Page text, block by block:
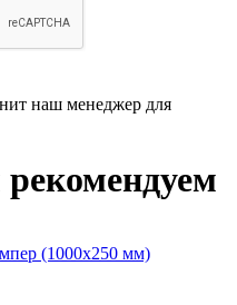
наш менеджер для